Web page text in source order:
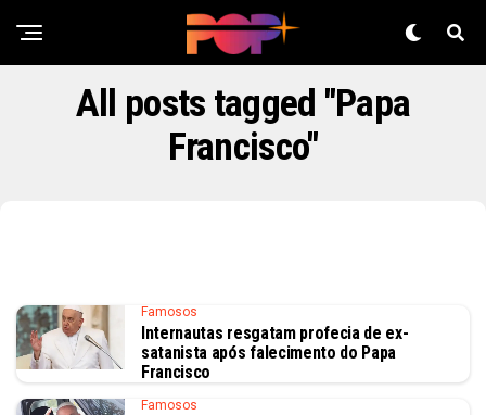
All posts tagged "Papa
Francisco"
Famosos
Internautas resgatam profecia de ex-
satanista após falecimento do Papa
Francisco
Famosos